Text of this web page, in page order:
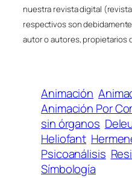
nuestra revista digital
respectivos son
autor o autores, propietarios
Animación
Animación Por
sin órganos
Heliofant
Psicoanálisis
Símbología